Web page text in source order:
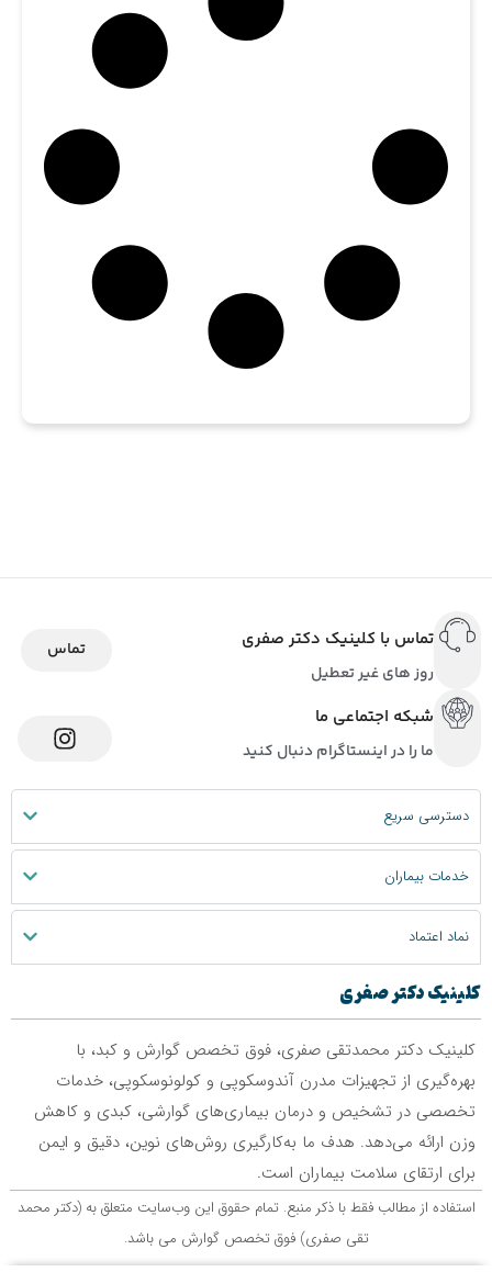
تماس با کلینیک دکتر صفری
روز های غیر تعطیل
تماس
شبکه اجتماعی ما
ما را در اینستاگرام دنبال کنید
دسترسی سریع
خدمات بیماران
نماد اعتماد
کلینیک دکتر صفری
کلینیک دکتر محمدتقی صفری، فوق تخصص گوارش و کبد، با
بهره‌گیری از تجهیزات مدرن آندوسکوپی و کولونوسکوپی، خدمات
تخصصی در تشخیص و درمان بیماری‌های گوارشی، کبدی و کاهش
وزن ارائه می‌دهد. هدف ما به‌کارگیری روش‌های نوین، دقیق و ایمن
برای ارتقای سلامت بیماران است.
استفاده از مطالب فقط با ذکر منبع. تمام حقوق اين وب‌سايت متعلق به (دکتر محمد
تقی صفری) فوق تخصص گوارش می باشد.